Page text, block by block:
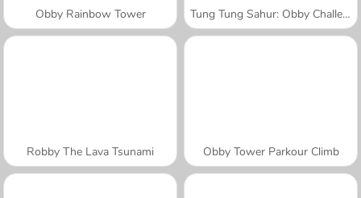
Obby Rainbow Tower Tung Tung Sahur: Obby Challenge
Robby The Lava Tsunami Obby Tower Parkour Climb